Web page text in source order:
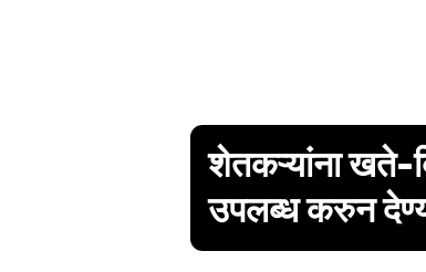
शेतकऱ्यांना खते-
उपलब्ध करुन